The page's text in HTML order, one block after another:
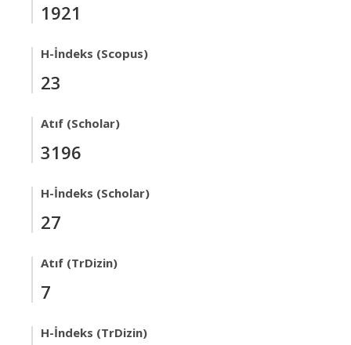
1921
H-İndeks (Scopus)
23
Atıf (Scholar)
3196
H-İndeks (Scholar)
27
Atıf (TrDizin)
7
H-İndeks (TrDizin)